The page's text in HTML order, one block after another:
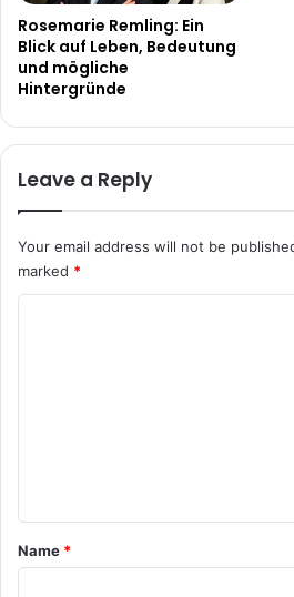
Rosemarie Remling: Ein
Blick auf Leben, Bedeutung
und mögliche
Hintergründe
Leave a Reply
Your email address will not be
marked *
*
Name *